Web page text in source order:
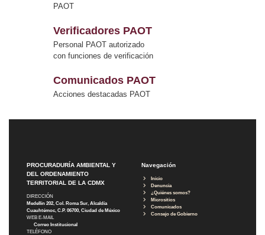
PAOT
Verificadores PAOT
Personal PAOT autorizado
con funciones de verificación
Comunicados PAOT
Acciones destacadas PAOT
PROCURADURÍA AMBIENTAL Y
DEL ORDENAMIENTO
TERRITORIAL DE LA CDMX
DIRECCIÓN
Medellín 202, Col. Roma Sur, Alcaldía
Cuauhtémoc, C.P. 06700, Ciudad de México
WEB E-MAIL
Correo Institucional
TELÉFONO
Navegación
Inicio
Denuncia
¿Quiénes somos?
Micrositios
Comunicados
Consejo de Gobierno